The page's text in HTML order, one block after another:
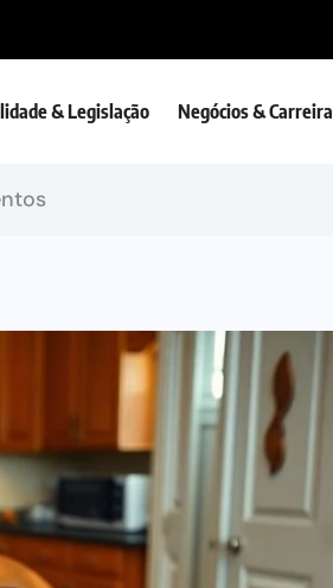
& Legislação Negócios & Carreira